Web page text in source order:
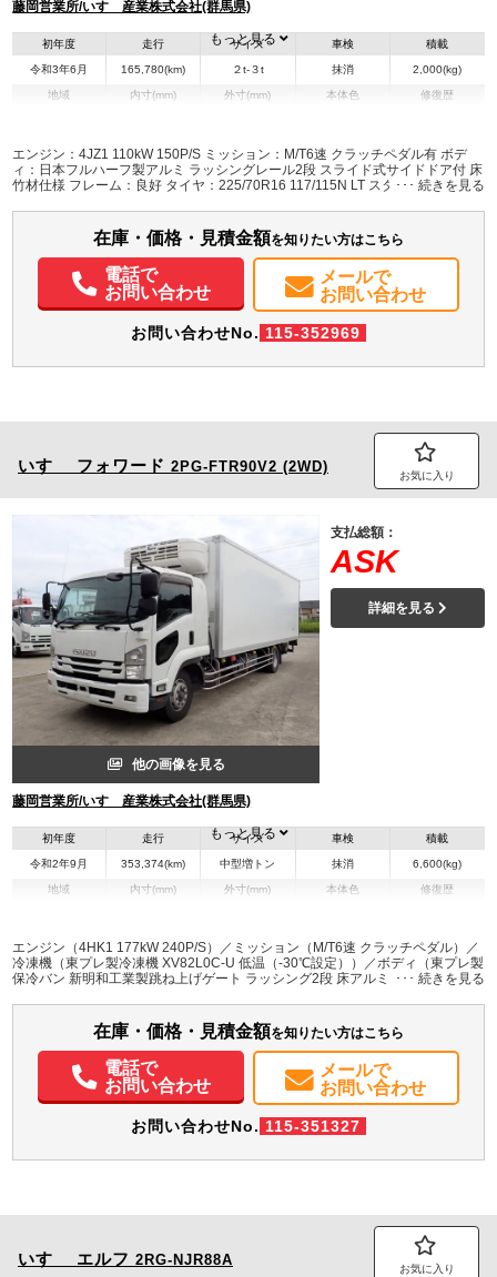
藤岡営業所/いすゞ産業株式会社(群馬県)
初年度
令和3年6月
走行
165,780(km)
サイズ
２t-３t
車検
抹消
積載
2,000(kg)
地域 内寸(mm)
H:2,150
外寸(mm)
H:3,100
本体色 修復歴
装備情報
電動格納ミラー
ETC PMマフラー
もっと見る
エンジン：4JZ1 110kW 150P/S ミッション：M/T6速 クラッチペダル有 ボデ
ィ：日本フルハーフ製アルミ ラッシングレール2段 スライド式サイドドア付 床
竹材仕様 フレーム：良好 タイヤ：225/70R16 117/115N LT スタッドレスタイ
イドドア乗降用）
在庫・価格・見積金額を知りたい方はこちら
電話で
お問い合わせ
メールで
お問い合わせ
お問い合わせNo. 115-352969
いすゞ フォワード 2PG-FTR90V2 (2WD)
お気に入り
他の画像を見る
藤岡営業所/いすゞ産業株式会社(群馬県)
支払総額：
ASK
詳細を見る
初年度
令和2年9月
走行
353,374(km)
サイズ
中型増トン
車検
抹消
積載
6,600(kg)
地域 内寸(mm)
H:2,060
外寸(mm)
H:3,340
本体色 修復歴
装備情報
電動格納ミラー
エアサスシート ETC バックモニター PMマフラー
もっと見る
エンジン（4HK1 177kW 240P/S）／ミッション（M/T6速 クラッチペダル）／
冷凍機（東プレ製冷凍機 XV82L0C-U 低温（-30℃設定））／ボディ（東プレ製
保冷バン 新明和工業製跳ね上げゲート ラッシング2段 床アルミ板）／フレーム
属品（AdBlue使用 ETC･バックカメラ）
在庫・価格・見積金額を知りたい方はこちら
電話で
お問い合わせ
メールで
お問い合わせ
お問い合わせNo. 115-351327
いすゞ エルフ 2RG-NJR88A
お気に入り